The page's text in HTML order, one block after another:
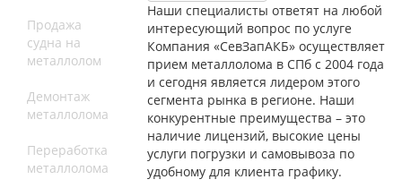
Продажа
судна на
металлолом
Демонтаж
металлолома
Переработка
металлолома
Наши специалисты ответят на любой
интересующий вопрос по услуге
Компания «СевЗапАКБ» осуществляет
прием металлолома в СПб с 2004 года
и сегодня является лидером этого
сегмента рынка в регионе. Наши
конкурентные преимущества – это
наличие лицензий, высокие цены
услуги погрузки и самовывоза по
удобному для клиента графику.